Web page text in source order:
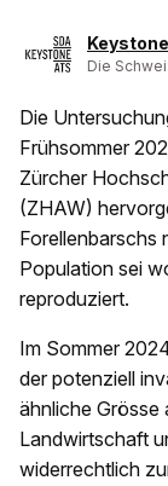
Die
Die
Frühsommer
Zürcher
(ZHAW)
Forellenbarschs
Population sei
reproduziert.
Im Sommer
der potenziell
ähnliche Grösse
Landwirtschaft
widerrechtlich